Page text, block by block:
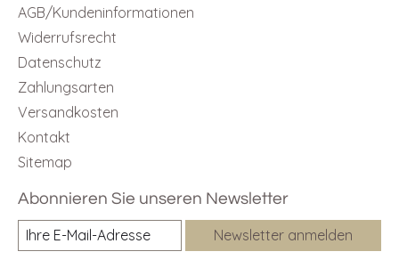
AGB/Kundeninformationen
Widerrufsrecht
Datenschutz
Zahlungsarten
Versandkosten
Kontakt
Sitemap
Abonnieren Sie unseren Newsletter
Newsletter anmelden